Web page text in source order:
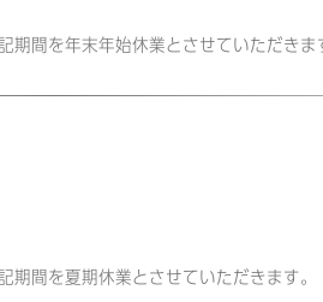
期間を年末年始休業とさせていただき
期間を夏期休業とさせていただきます